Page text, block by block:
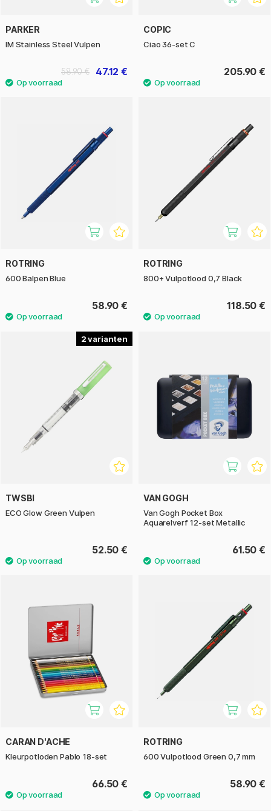
PARKER
IM Stainless Steel Vulpen
47.12 €
58.90 €
COPIC
Ciao 36-set C
205.90 €
ROTRING
600 Balpen Blue
58.90 €
ROTRING
800+ Vulpotlood 0,7 Black
118.50 €
2
TWSBI
ECO Glow Green Vulpen
52.50 €
VAN GOGH
Van Gogh Pocket Box
Aquarelverf 12-set Metallic
61.50 €
CARAN D'ACHE
Kleurpotloden Pablo 18-set
66.50 €
ROTRING
600 Vulpotlood Green 0,7 mm
58.90 €